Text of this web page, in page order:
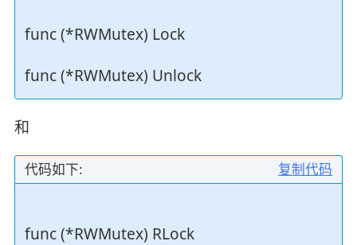
func (*RWMutex) Lock
func (*RWMutex) Unlock
和
复制代码
代码如下:
func (*RWMutex) RLock